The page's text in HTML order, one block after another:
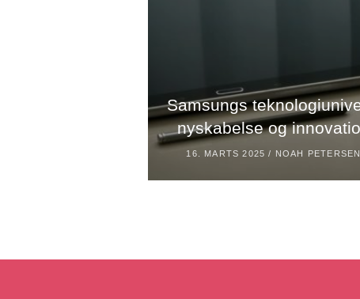
Samsungs
nyskabelse og
16. MARTS 2025 / NOAH PETERSEN